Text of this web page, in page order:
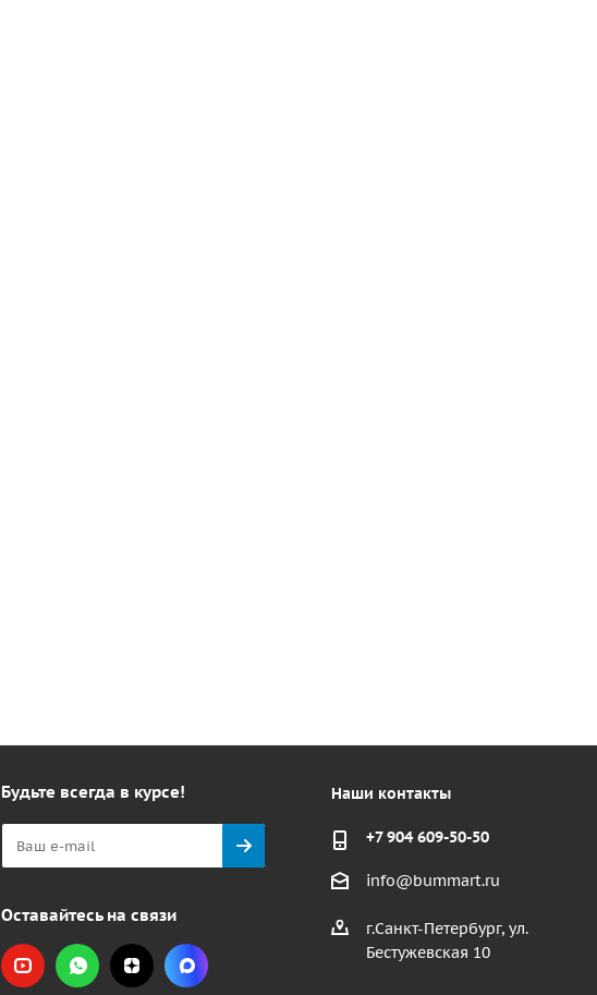
Будьте всегда в курсе!
Оставайтесь на связи
Наши контакты
+7 904 609-50-50
info@bummart.ru
г.Санкт-Петербург, ул.
Бестужевская 10